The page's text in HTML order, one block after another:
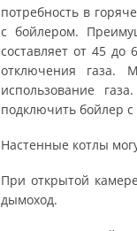
потребность в
с бойлером.
составляет от 45 до
отключения газа.
использование
подключить бойлер
Настенные котлы
При открытой
дымоход.